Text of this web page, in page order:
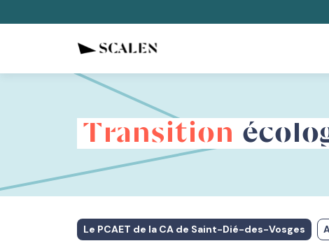
Transition
Le PCAET de la CA de Saint-Dié-des-Vosges